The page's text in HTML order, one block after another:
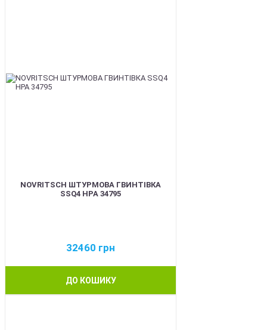
NOVRITSCH ШТУРМОВА ГВИНТІВКА
SSQ4 HPA 34795
32460 грн
ДО КОШИКУ